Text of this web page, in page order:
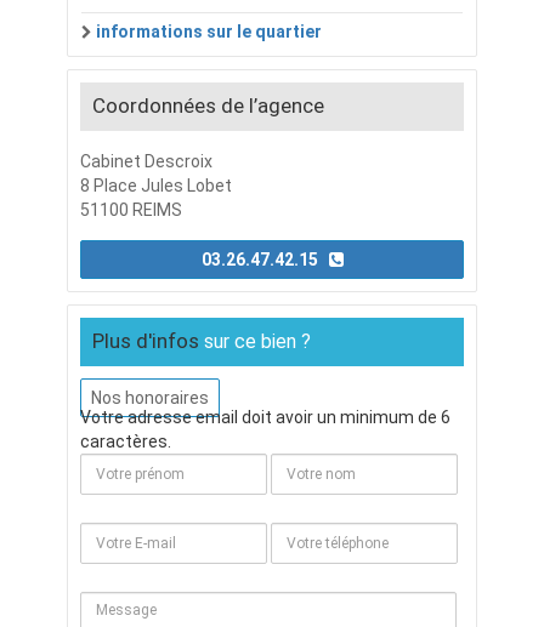
informations sur le quartier
Coordonnées de l’agence
Cabinet Descroix
8 Place Jules Lobet
51100 REIMS
Plus d'infos sur ce bien ?
Nos honoraires
Votre adresse email doit avoir un minimum de 6
caractères.